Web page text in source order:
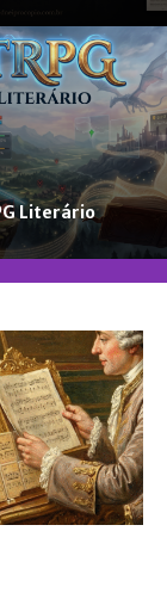
Literário